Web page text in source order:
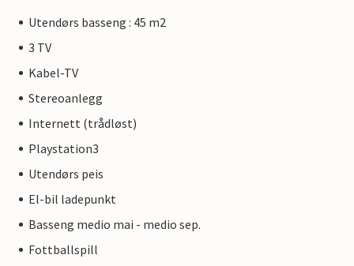
Utendørs basseng : 45 m2
3 TV
Kabel-TV
Stereoanlegg
Internett (trådløst)
Playstation3
Utendørs peis
El-bil ladepunkt
Basseng medio mai - medio sep.
Fottballspill